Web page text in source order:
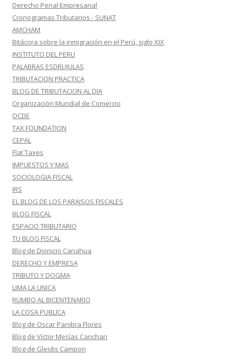
Derecho Penal Empresarial
Cronogramas Tributarios - SUNAT
AMCHAM
Bitácora sobre la inmigración en el Perú, siglo XIX
INSTITUTO DEL PERU
PALABRAS ESDRUJULAS
TRIBUTACION PRACTICA
BLOG DE TRIBUTACION AL DIA
Organización Mundial de Comercio
OCDE
TAX FOUNDATION
CEPAL
Flat Taxes
IMPUESTOS Y MAS
SOCIOLOGIA FISCAL
IRS
EL BLOG DE LOS PARAISOS FISCALES
BLOG FISCAL
ESPACIO TRIBUTARIO
TU BLOG FISCAL
Blog de Dionicio Canahua
DERECHO Y EMPRESA
TRIBUTO Y DOGMA
LIMA LA UNICA
RUMBO AL BICENTENARIO
LA COSA PUBLICA
Blog de Oscar Panibra Flores
Blog de Víctor Mesías Canchari
Blog de Gleidis Campon